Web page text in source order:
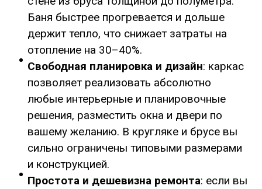
Баня быстрее прогревается и дольше
держит тепло, что снижает затраты на
отопление на 30–40%.
Свободная планировка и дизайн: каркас
позволяет реализовать абсолютно
любые интерьерные и планировочные
решения, разместить окна и двери по
вашему желанию. В кругляке и брусе вы
сильно ограничены типовыми размерами
и конструкцией.
Простота и дешевизна ремонта: если вы